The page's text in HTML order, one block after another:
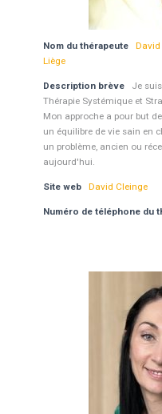
Nom du thérapeute
Liège
Description brève
Je
Thérapie Systémique et
Mon approche a pour but
un équilibre de vie sain en
un problème, ancien ou
aujourd'hui.
Site web David Cleinge
Numéro de téléphone du